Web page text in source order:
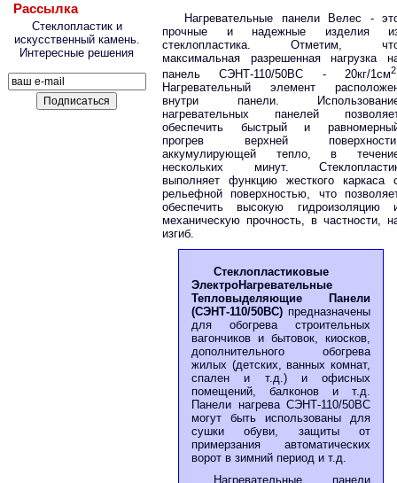
Рассылка
Стеклопластик и
искусственный камень.
Интересные решения
Нагревательные панели Велес -
прочные и надежные изделия
стеклопластика. Отметим,
максимальная разрешенная нагрузка
панель СЭНТ-110/50ВС - 20кг/1см2
Нагревательный элемент
внутри панели.
нагревательных панелей
обеспечить быстрый и
прогрев верхней
аккумулирующей тепло, в
нескольких минут.
выполняет функцию жесткого каркаса
рельефной поверхностью, что
обеспечить высокую гидроизоляцию
механическую прочность, в частности,
изгиб.
Стеклопластиковые
ЭлектроНагревательные
Тепловыделяющие Панели
(СЭНТ-110/50ВС) предназначены
для обогрева строительных
вагончиков и бытовок, киосков,
дополнительного обогрева
жилых (детских, ванных комнат,
спален и т.д.) и офисных
помещений, балконов и т.д.
Панели нагрева СЭНТ-110/50ВС
могут быть использованы для
сушки обуви, защиты от
примерзания автоматических
ворот в зимний период и т.д.
Нагревательные панели